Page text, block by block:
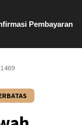
Pembayaran